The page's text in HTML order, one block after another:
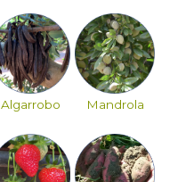
Algarrobo Mandrola